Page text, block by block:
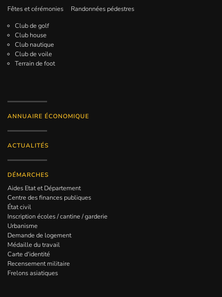
Fêtes et cérémonies
Randonnées pédestres
Club de golf
Club house
Club nautique
Club de voile
Terrain de foot
ANNUAIRE ÉCONOMIQUE
ACTUALITÉS
DÉMARCHES
Aides Etat et Département
Centre des finances publiques
État civil
Inscription écoles / cantine / garderie
Urbanisme
Demande de logement
Médaille du travail
Carte d'identité
Recensement militaire
Frelons asiatiques